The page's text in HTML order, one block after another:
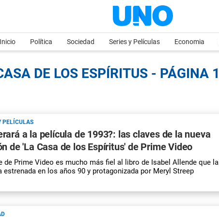
Inicio Política Sociedad Series y Películas Economia
DE LOS ESPÍRITUS - PÁGINA 1
PELÍCULAS
a la película de 1993?: las claves de la nueva
de 'La Casa de los Espíritus' de Prime Video
de Prime Video es mucho más fiel al libro de Isabel Allende que la
estrenada en los años 90 y protagonizada por Meryl Streep